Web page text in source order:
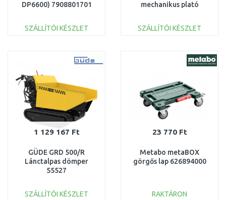
DP6600) 7908801701
SZÁLLÍTÓI KÉSZLET
Összehasonlítás
mechanikus plató
5908805904
SZÁLLÍTÓI KÉSZLET
Összehasonlítás
1 129 167 Ft
GÜDE GRD 500/R
Lánctalpas dömper
55527
SZÁLLÍTÓI KÉSZLET
23 770 Ft
Metabo metaBOX
görgős lap 626894000
RAKTÁRON